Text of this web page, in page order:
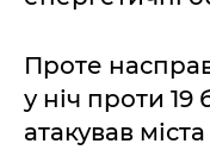
Проте
у ніч проти
атакував